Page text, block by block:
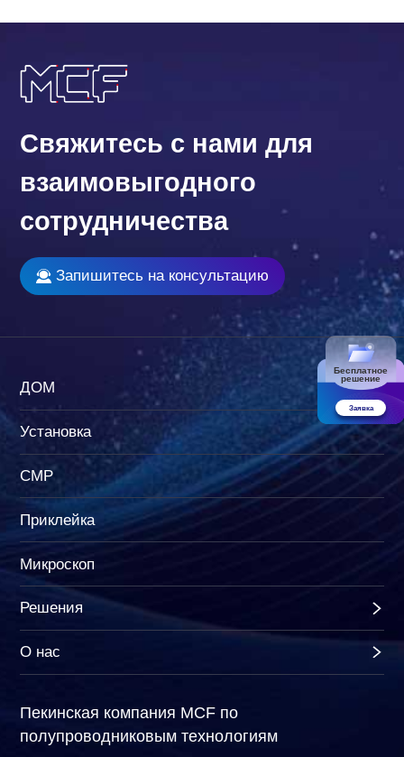
Бесплатное
решение
Заявка
Свяжитесь с нами для
взаимовыгодного
сотрудничества
Запишитесь на консультацию
ДОМ
Установка
CMP
Приклейка
Микроскоп
Решения
О нас
Пекинская компания MCF по
полупроводниковым технологиям